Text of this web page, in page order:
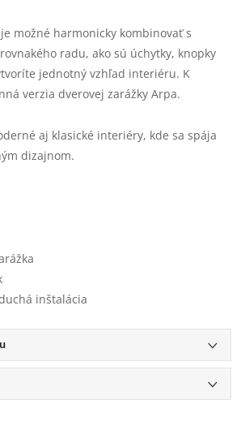
možné harmonicky kombinovať s
radu, ako sú úchytky, knopky
jednotný vzhľad interiéru. K
verzia dverovej zarážky Arpa.
aj klasické interiéry, kde sa spája
dizajnom.
inštalácia